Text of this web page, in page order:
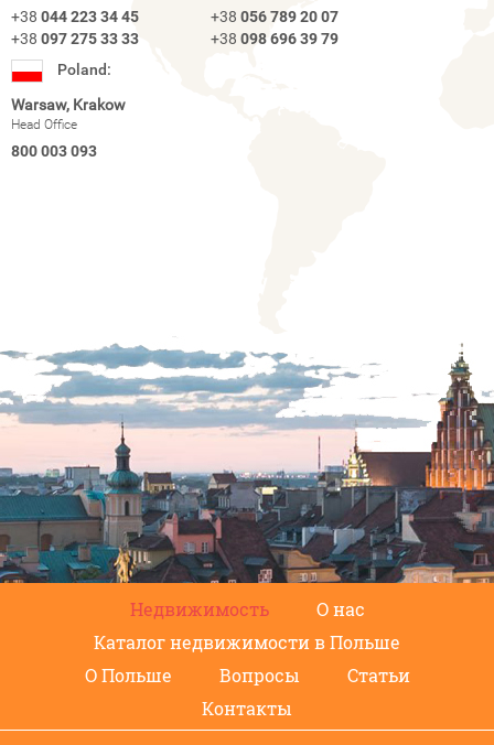
+38 044 223 34 45
+38 097 275 33 33
+38 056 789 20 07
+38 098 696 39 79
Poland:
Warsaw, Krakow
Head Office
800 003 093
Недвижимость
О нас
Каталог недвижимости в Польше
О Польше
Вопросы
Статьи
Контакты